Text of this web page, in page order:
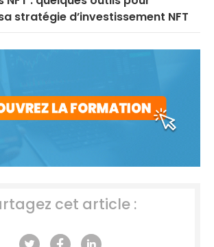
stratégie d’investissement NFT
cet article :